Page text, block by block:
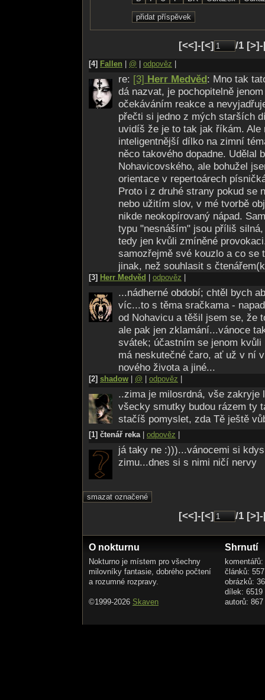
[<<]-[<] /1
[4] Fallen @ odpověz
re: [3] Herr Medvěd: Mno tak
dá nazvat, je pochopitelně
očekáváním reakce a
přečti si jedno z mých starších
uvidíš že je to tak jak říkám. Ale
inteligentnější dílko na zimní
něco takového dopadne. Udělal
Nohavicovského, ale bohužel
orientace v repertoárech
Proto i z druhé strany pokud se
nebo užitím slov, v mé tvorbě
nikde neokopírovaný nápad.
typu "nesnáším" jsou příliš
tedy jen kvůli zmíněné
samozřejmě své kouzlo a co se
jinak, než souhlasit s
[3] Herr Medvěd odpověz
...nádherné období; chtěl bych
víc...to s těma sračkama -
od Nohavicu a těšil jsem se, že
ale pak jen zklamání...vánoce
svátek; účastním se jenom
má neskutečné čaro, ať už v ní
nového života a jiné...
[2] shadow @ odpověz
..zima je milosrdná, vše zakryje
všecky smutky budou rázem ty
stačíš pomyslet, zda Tě ještě
[1] čtenář reka| odpověz
já taky ne :)))...vánocemi si
zimu...dnes si s nimi ničí nervy
[<<]-[<] /1
O nokturnu
Nokturno je místem pro všechny
milovníky fantasie, dobrého počtení
a rozumné rozpravy.
©1999-2026 Skaven
Shrnutí
článků: 557
obrázků:
dílek: 6519
autorů: 867